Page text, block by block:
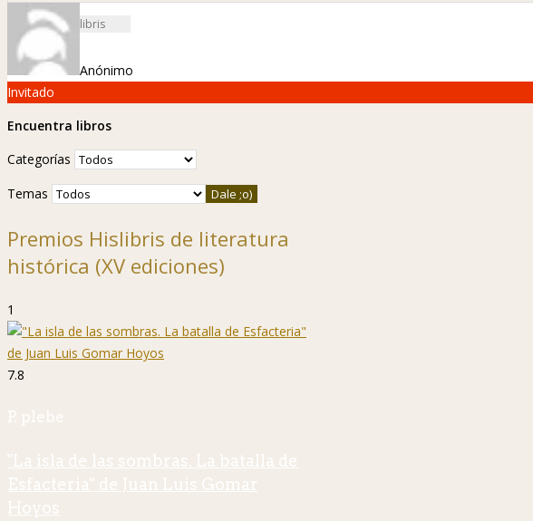
Anónimo
Invitado
Encuentra libros
Categorías
Temas
Premios Hislibris de literatura
histórica (XV ediciones)
1
7.8
P. plebe
"La isla de las sombras. La batalla de
Esfacteria" de Juan Luis Gomar
Hoyos